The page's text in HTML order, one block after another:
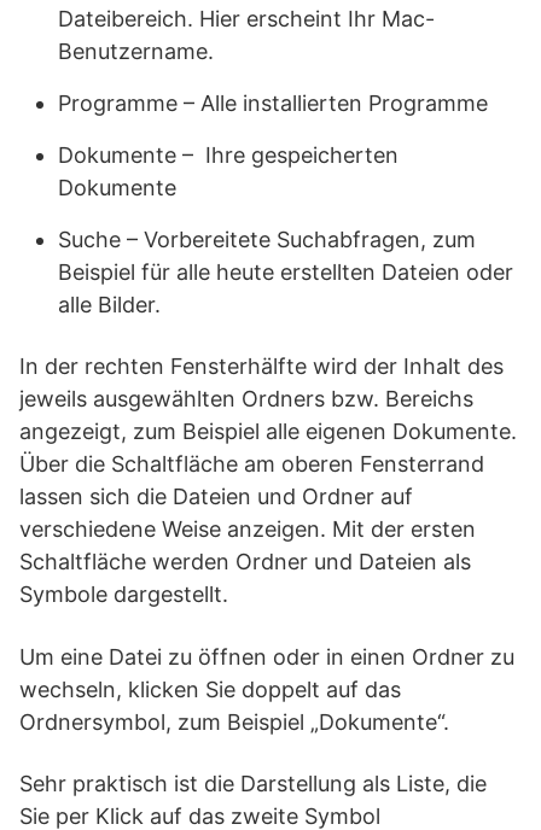
Dateibereich. Hier erscheint Ihr Mac-
Benutzername.
Programme – Alle installierten Programme
Dokumente – Ihre gespeicherten
Dokumente
Suche – Vorbereitete Suchabfragen, zum
Beispiel für alle heute erstellten Dateien oder
alle Bilder.
In der rechten Fensterhälfte wird der Inhalt des
jeweils ausgewählten Ordners bzw. Bereichs
angezeigt, zum Beispiel alle eigenen Dokumente.
Über die Schaltfläche am oberen Fensterrand
lassen sich die Dateien und Ordner auf
verschiedene Weise anzeigen. Mit der ersten
Schaltfläche werden Ordner und Dateien als
Symbole dargestellt.
Um eine Datei zu öffnen oder in einen Ordner zu
wechseln, klicken Sie doppelt auf das
Ordnersymbol, zum Beispiel „Dokumente“.
Sehr praktisch ist die Darstellung als Liste, die
Sie per Klick auf das zweite Symbol